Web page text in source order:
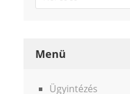
Menü
Ügyintézés